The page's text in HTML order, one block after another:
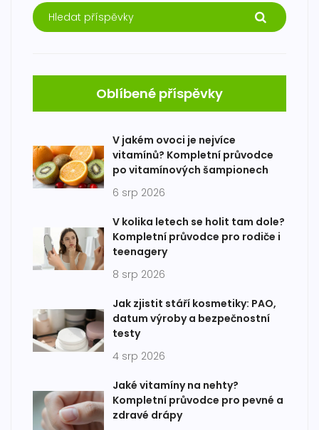
Oblíbené příspěvky
V jakém ovoci je nejvíce
vitamínů? Kompletní průvodce
po vitamínových šampionech
6 srp 2026
V kolika letech se holit tam dole?
Kompletní průvodce pro rodiče i
teenagery
8 srp 2026
Jak zjistit stáří kosmetiky: PAO,
datum výroby a bezpečnostní
testy
4 srp 2026
Jaké vitamíny na nehty?
Kompletní průvodce pro pevné a
zdravé drápy